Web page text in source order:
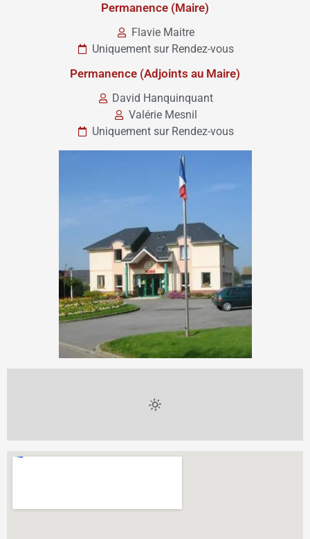
Permanence (Maire)
Flavie Maitre
Uniquement sur Rendez-vous
Permanence (Adjoints au Maire)
David Hanquinquant
Valérie Mesnil
Uniquement sur Rendez-vous